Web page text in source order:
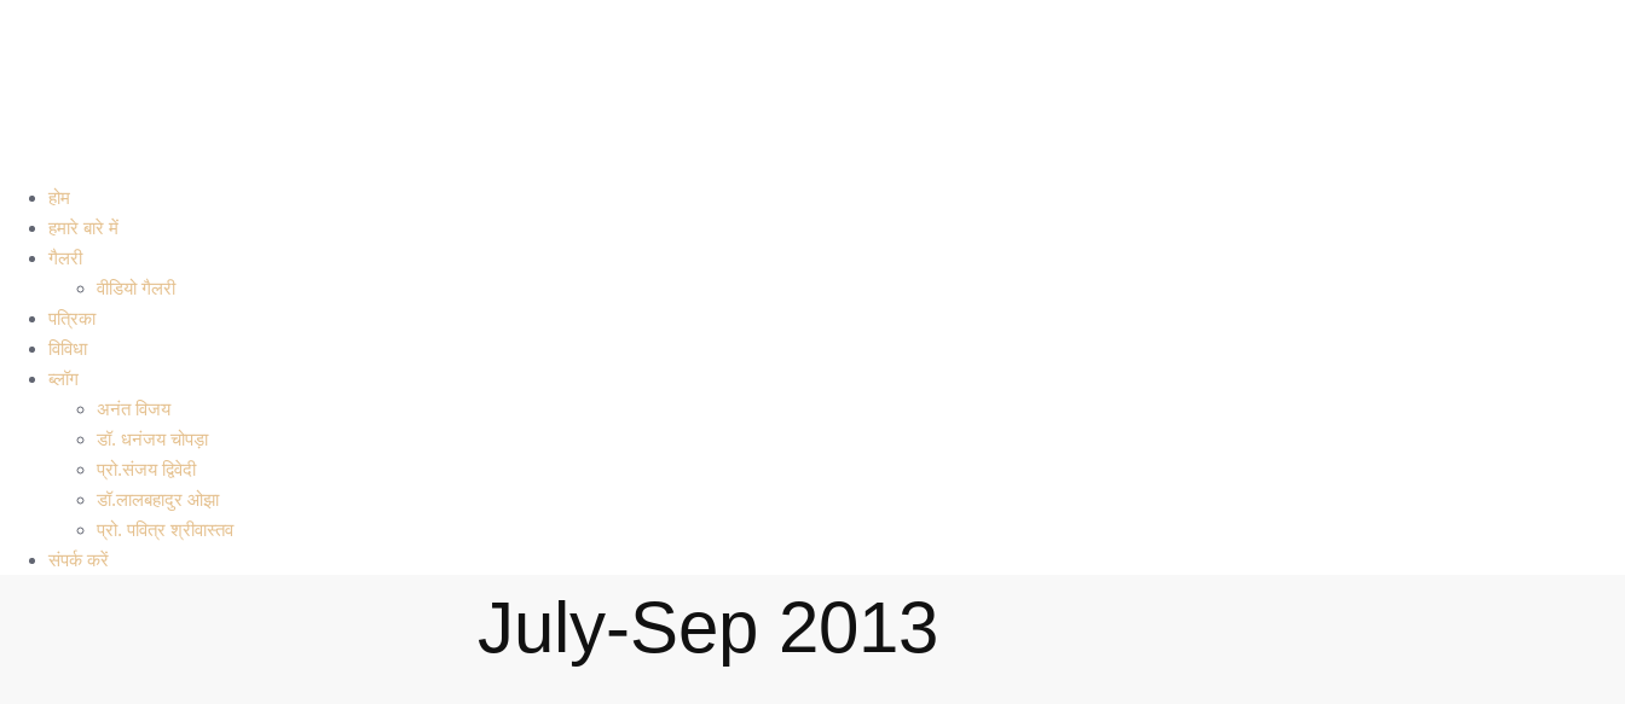
होम
हमारे बारे में
गैलरी
वीडियो गैलरी
पत्रिका
विविधा
ब्लॉग
अनंत विजय
डॉ. धनंजय चोपड़ा
प्रो.संजय द्विवेदी
डॉ.लालबहादुर ओझा
प्रो. पवित्र श्रीवास्तव
संपर्क करें
July-Sep 2013